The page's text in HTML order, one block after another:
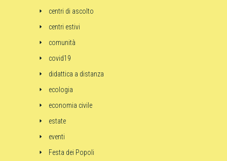
centri di ascolto
centri estivi
comunità
covid19
didattica a distanza
ecologia
economia civile
estate
eventi
Festa dei Popoli